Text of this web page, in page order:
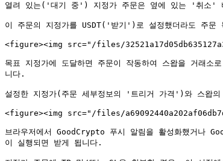
열려 있는('대기 중') 지정가 주문은 옆에 있는 '취소'
이 주문의 지정가를 USDT('받기')로 설정했더라도 주
<figure><img src="/files/
목표 지정가에 도달하면 주문이 작동하여 스왑을 거래
니다.
설정한 지정가(주문 세부정보의 '트리거 가격')와 스왑
<figure><img src="/files/
브라우저에서 GoodCrypto 푸시 알림을 활성화했거
이 실행되면 받게 됩니다.